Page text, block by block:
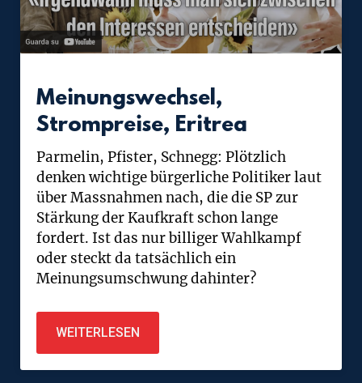
Meinungswechsel,
Strompreise, Eritrea
Parmelin, Pfister, Schnegg: Plötzlich
denken wichtige bürgerliche Politiker laut
über Massnahmen nach, die die SP zur
Stärkung der Kaufkraft schon lange
fordert. Ist das nur billiger Wahlkampf
oder steckt da tatsächlich ein
Meinungsumschwung dahinter?
WEITERLESEN